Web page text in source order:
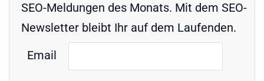
SEO-Meldungen des Monats. Mit dem SEO-
Newsletter bleibt Ihr auf dem Laufenden.
Email